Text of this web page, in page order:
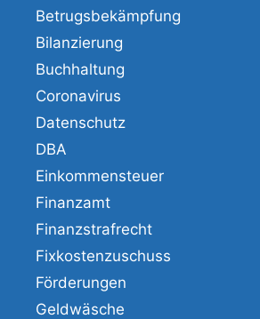
Betrugsbekämpfung
Bilanzierung
Buchhaltung
Coronavirus
Datenschutz
DBA
Einkommensteuer
Finanzamt
Finanzstrafrecht
Fixkostenzuschuss
Förderungen
Geldwäsche